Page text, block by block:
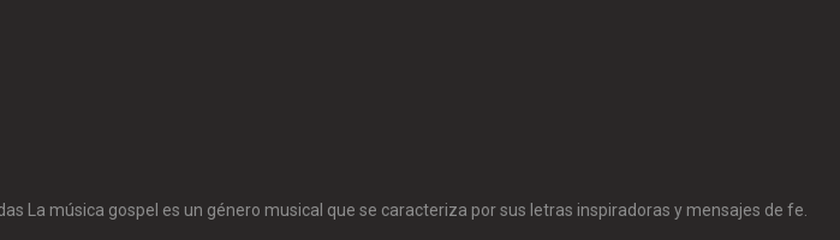
La música gospel es un género musical que se caracteriza por sus letras inspiradoras y mensajes de fe.